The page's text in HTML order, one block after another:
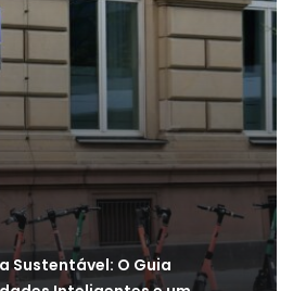
Sustentável: O Guia